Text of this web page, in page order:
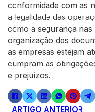
conformidade com as
a legalidade das
como a segurança
organização dos
as empresas estejam
cumpram as
e prejuízos.
ARTIGO ANTERIOR